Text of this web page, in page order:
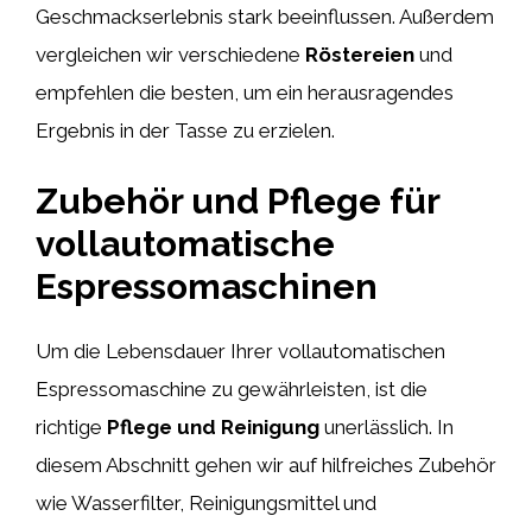
Geschmackserlebnis stark beeinflussen. Außerdem
vergleichen wir verschiedene Röstereien und
empfehlen die besten, um ein herausragendes
Ergebnis in der Tasse zu erzielen.
Zubehör und Pflege für
vollautomatische
Espressomaschinen
Um die Lebensdauer Ihrer vollautomatischen
Espressomaschine zu gewährleisten, ist die
richtige Pflege und Reinigung unerlässlich. In
diesem Abschnitt gehen wir auf hilfreiches Zubehör
wie Wasserfilter, Reinigungsmittel und